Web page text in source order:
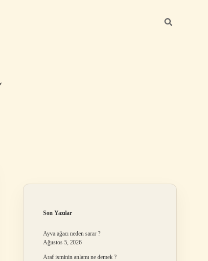
Son Yazılar
Ayva ağacı neden sarar ?
Ağustos 5, 2026
Araf isminin anlamı ne demek ?